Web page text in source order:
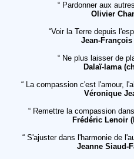
“ Pardonner aux
Olivier
“Voir la Terre depuis
Jean-
“ Ne plus laisser de
Dalaï-lama
“ La compassion c'est l'amour,
Véronique
“ Remettre la compassion
Frédéric Lenoir
“ S'ajuster dans l'harmonie de
Jeanne Siaud-